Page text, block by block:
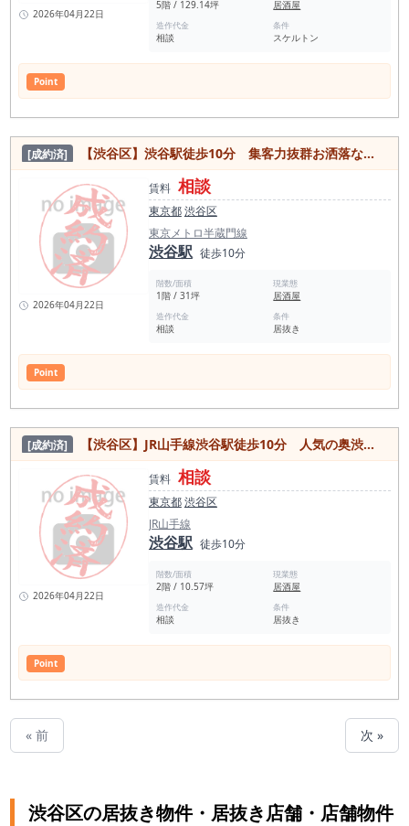
2026年04月22日
5階 / 129.14坪 居酒屋
造作代金
相談
条件
スケルトン
Point
[成約済] 【渋谷区】渋谷駅徒歩10分 集客力抜群お洒落な人気エリアの1階路面居抜き物件
2026年04月22日
賃料 相談
東京都渋谷区
東京メトロ半蔵門線
渋谷駅 徒歩10分
階数/面積
1階 / 31坪
現業態
居酒屋
造作代金
相談
条件
居抜き
Point
[成約済] 【渋谷区】JR山手線渋谷駅徒歩10分 人気の奥渋エリア！カフェ居抜き物件
2026年04月22日
賃料 相談
東京都渋谷区
JR山手線
渋谷駅 徒歩10分
階数/面積
2階 / 10.57坪
現業態
居酒屋
造作代金
相談
条件
居抜き
Point
« 前 次 »
渋谷区の居抜き物件・居抜き店舗・店舗物件